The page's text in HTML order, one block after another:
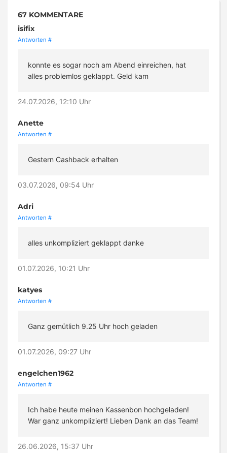
67 KOMMENTARE
isifix
Antworten #
konnte es sogar noch am Abend einreichen, hat
alles problemlos geklappt. Geld kam
24.07.2026, 12:10 Uhr
Anette
Antworten #
Gestern Cashback erhalten
03.07.2026, 09:54 Uhr
Adri
Antworten #
alles unkompliziert geklappt danke
01.07.2026, 10:21 Uhr
katyes
Antworten #
Ganz gemütlich 9.25 Uhr hoch geladen
01.07.2026, 09:27 Uhr
engelchen1962
Antworten #
Ich habe heute meinen Kassenbon hochgeladen!
War ganz unkompliziert! Lieben Dank an das Team!
26.06.2026, 15:37 Uhr